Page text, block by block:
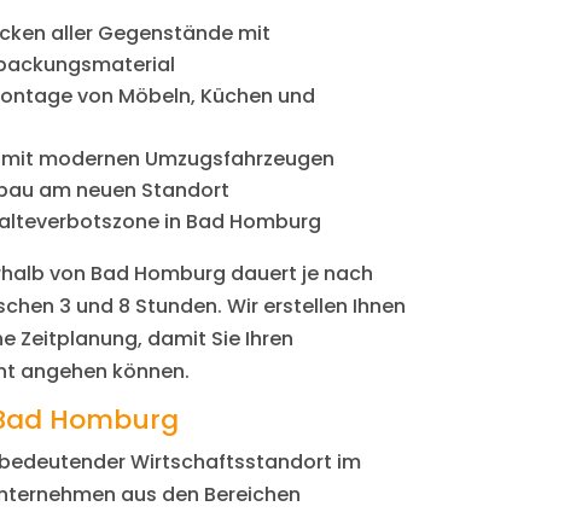
aller Gegenstände mit
von Möbeln, Küchen und
modernen Umzugsfahrzeugen
am neuen Standort
in Bad Homburg
von Bad Homburg dauert je nach
3 und 8 Stunden. Wir erstellen Ihnen
Zeitplanung, damit Sie Ihren
angehen können.
Homburg
Wirtschaftsstandort im
aus den Bereichen